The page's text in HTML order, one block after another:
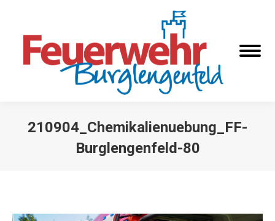
210904_Chemikalienuebung_FF-
Burglengenfeld-80